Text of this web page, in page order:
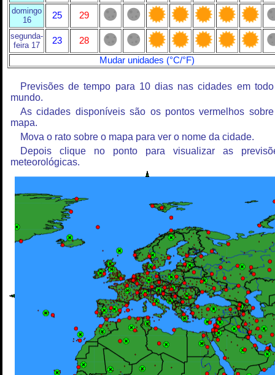
domingo
16
25 29
segunda-
feira 17
23
28
Mudar unidades (°C/°F)
Previsões de tempo para 10 dias nas cidades em
mundo.
As cidades disponíveis são os pontos vermelhos
mapa.
Mova o rato sobre o mapa para ver o nome da cidade.
Depois clique no ponto para visualizar as
meteorológicas.